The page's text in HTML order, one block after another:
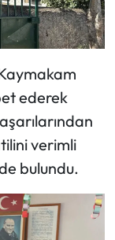
ederek
verimli
bulundu.